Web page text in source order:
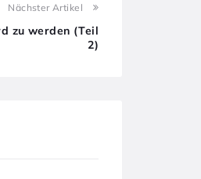
Nächster Artikel
zu werden (Teil
2)